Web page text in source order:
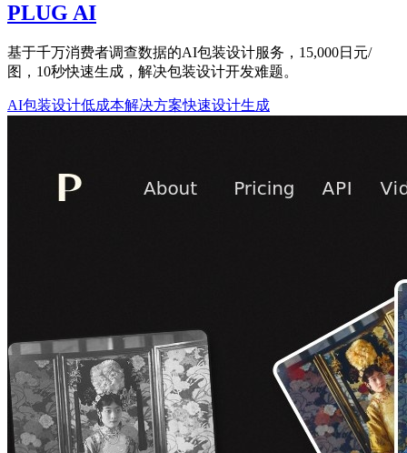
PLUG AI
基于千万消费者调查数据的AI包装设计服务，15,000日元/
图，10秒快速生成，解决包装设计开发难题。
AI包装设计低成本解决方案快速设计生成